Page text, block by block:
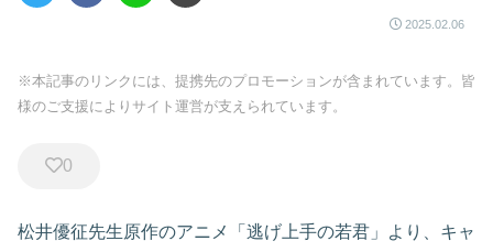
2025.02.06
※本記事のリンクには、提携先のプロモーションが含まれています。皆
様のご支援によりサイト運営が支えられています。
0
松井優征先生原作のアニメ「逃げ上手の若君」より、キャ